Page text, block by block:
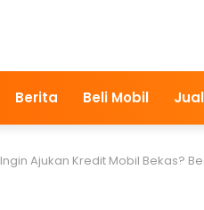
Berita Beli Mobil
Ingin Ajukan Kredit Mobil Bekas?